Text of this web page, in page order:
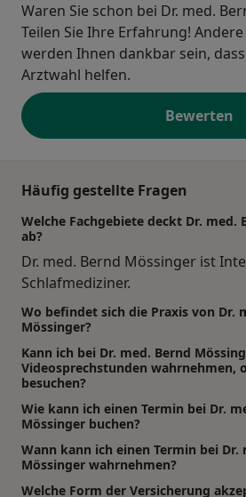
Waren Sie schon bei Dr. med.
Teilen Sie Ihre Erfahrung!
werden Ihnen dankbar sein,
Arztwahl helfen.
Bewerten
Häufig gestellte Fragen
Welche Fachgebiete deckt Dr. med.
ab?
Dr. med. Bernd Mössinger ist
Schlafmediziner.
Wo befindet sich die Praxis von Dr.
Mössinger?
Kann ich bei Dr. med. Bernd
Videosprechstunden wahrnehmen,
besuchen?
Wie kann ich einen Termin bei Dr.
Mössinger buchen?
Wann kann ich einen Termin bei Dr.
Mössinger wahrnehmen?
Welche Form der Versicherung